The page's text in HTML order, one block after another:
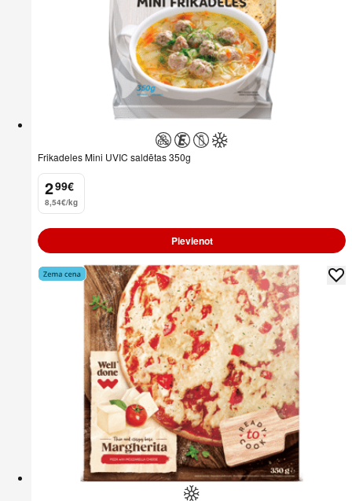
Frikadeles Mini UVIC saldētas 350g
2
. 99€
8,54€/kg
Pievienot